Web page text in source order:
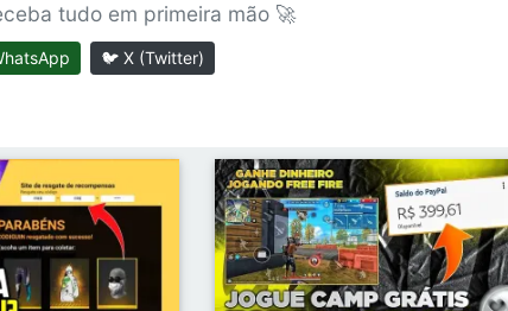
tudo em primeira mão 🚀
🐦 X (Twitter)